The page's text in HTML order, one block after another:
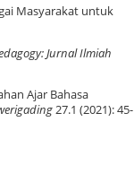
Masyarakat untuk
Jurnal Ilmiah
Ajar Bahasa
27.1 (2021): 45-